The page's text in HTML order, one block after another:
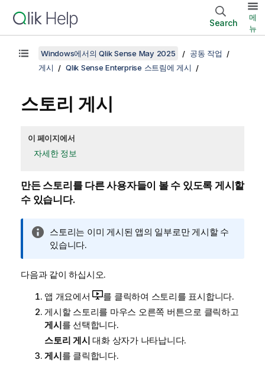
Search
메
뉴
Windows에서의 Qlik Sense May 2025
공동 작업
게시
Qlik Sense Enterprise 스트림에 게시
스토리 게시
이 페이지에서
자세한 정보
만든 스토리를 다른 사용자들이 볼 수 있도록 게시할
수 있습니다.
정
보
모
스토리는 이미 게시된 앱의 일부로만 게시할 수
있습니다.
다음과 같이 하십시오.
앱 개요에서
를 클릭하여 스토리를 표시합니다.
게시할 스토리를 마우스 오른쪽 버튼으로 클릭하고
게시를 선택합니다.
스토리 게시 대화 상자가 나타납니다.
게시를 클릭합니다.